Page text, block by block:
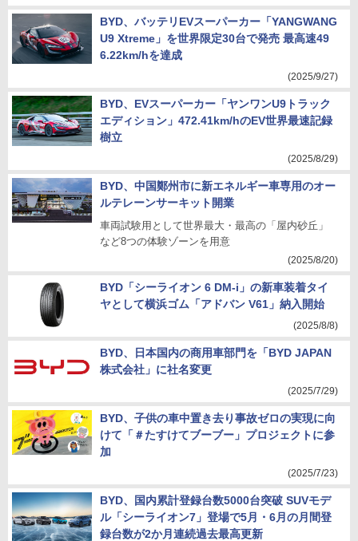
BYD、バッテリEVスーパーカー「YANGWANG
U9 Xtreme」を世界限定30台で発売 最高速49
6.22km/hを達成
(2025/9/27)
BYD、EVスーパーカー「ヤンワンU9トラック
エディション」472.41km/hのEV世界最速記録
樹立
(2025/8/29)
BYD、中国鄭州市に新エネルギー車専用のオー
ルテレーンサーキット開業
車両試験用として世界最大・最高の「屋内砂丘」
など8つの体験ゾーンを用意
(2025/8/20)
BYD「シーライオン 6 DM-i」の新車装着タイ
ヤとして横浜ゴム「アドバン V61」納入開始
(2025/8/8)
BYD、日本国内の商用車部門を「BYD JAPAN
株式会社」に社名変更
(2025/7/29)
BYD、子供の車中置き去り事故ゼロの実現に向
けて「＃たすけてブーブー」プロジェクトに参
加
(2025/7/23)
BYD、国内累計登録台数5000台突破 SUVモデ
ル「シーライオン7」登場で5月・6月の月間登
録台数が2か月連続過去最高更新